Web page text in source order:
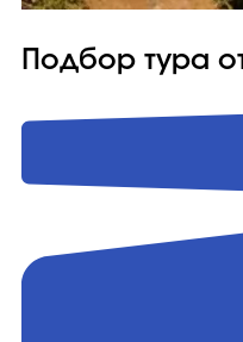
Подбор тура